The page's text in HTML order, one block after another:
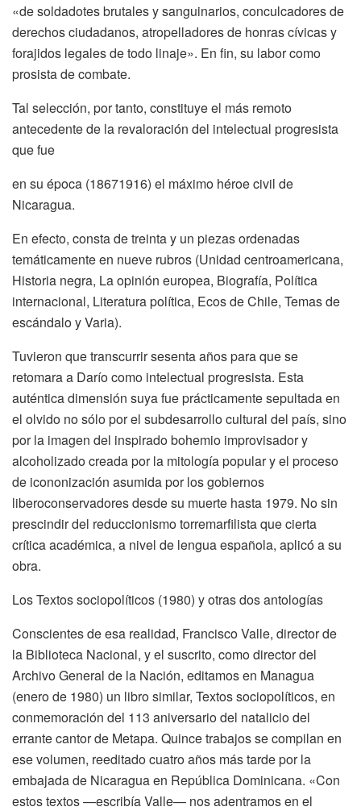
«de soldadotes brutales y sanguinarios, conculcadores de
derechos ciudadanos, atropelladores de honras cívicas y
forajidos legales de todo linaje». En fin, su labor como
prosista de combate.
Tal selección, por tanto, constituye el más remoto
antecedente de la revaloración del intelectual progresista
que fue
en su época (18671916) el máximo héroe civil de
Nicaragua.
En efecto, consta de treinta y un piezas ordenadas
temáticamente en nueve rubros (Unidad centroamericana,
Historia negra, La opinión europea, Biografía, Política
internacional, Literatura política, Ecos de Chile, Temas de
escándalo y Varia).
Tuvieron que transcurrir sesenta años para que se
retomara a Darío como intelectual progresista. Esta
auténtica dimensión suya fue prácticamente sepultada en
el olvido no sólo por el subdesarrollo cultural del país, sino
por la imagen del inspirado bohemio improvisador y
alcoholizado creada por la mitología popular y el proceso
de icononización asumida por los gobiernos
liberoconservadores desde su muerte hasta 1979. No sin
prescindir del reduccionismo torremarfilista que cierta
crítica académica, a nivel de lengua española, aplicó a su
obra.
Los Textos sociopolíticos (1980) y otras dos antologías
Conscientes de esa realidad, Francisco Valle, director de
la Biblioteca Nacional, y el suscrito, como director del
Archivo General de la Nación, editamos en Managua
(enero de 1980) un libro similar, Textos sociopolíticos, en
conmemoración del 113 aniversario del natalicio del
errante cantor de Metapa. Quince trabajos se compilan en
ese volumen, reeditado cuatro años más tarde por la
embajada de Nicaragua en República Dominicana. «Con
estos textos —escribía Valle— nos adentramos en el